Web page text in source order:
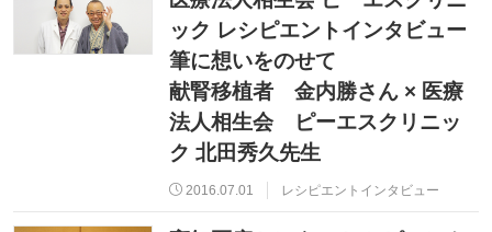
ック レシピエントインタビュー
筆に想いをのせて
献腎移植者 金内勝さん × 医療
法人相生会 ピーエスクリニッ
ク 北田秀久先生
2016.07.01 レシピエントインタビュー